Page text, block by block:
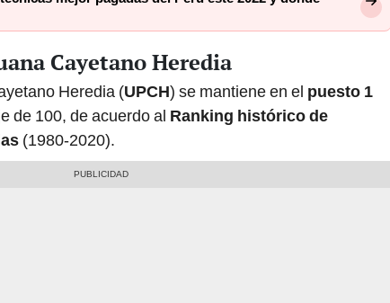
Cayetano Heredia
Heredia (UPCH) se mantiene en el puesto 1
de 100, de acuerdo al Ranking histórico de
(1980-2020).